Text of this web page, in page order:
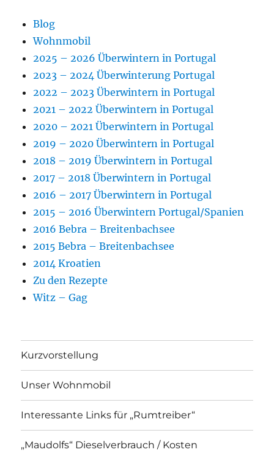
Blog
Wohnmobil
2025 – 2026 Überwintern in Portugal
2023 – 2024 Überwinterung Portugal
2022 – 2023 Überwintern in Portugal
2021 – 2022 Überwintern in Portugal
2020 – 2021 Überwintern in Portugal
2019 – 2020 Überwintern in Portugal
2018 – 2019 Überwintern in Portugal
2017 – 2018 Überwintern in Portugal
2016 – 2017 Überwintern in Portugal
2015 – 2016 Überwintern Portugal/Spanien
2016 Bebra – Breitenbachsee
2015 Bebra – Breitenbachsee
2014 Kroatien
Zu den Rezepte
Witz – Gag
Kurzvorstellung
Unser Wohnmobil
Interessante Links für „Rumtreiber“
„Maudolfs“ Dieselverbrauch / Kosten